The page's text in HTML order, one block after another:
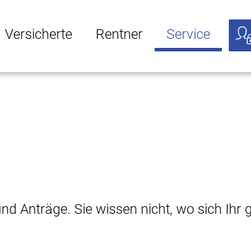
Versicherte Rentner Service
Anträge. Sie wissen nicht, wo sich